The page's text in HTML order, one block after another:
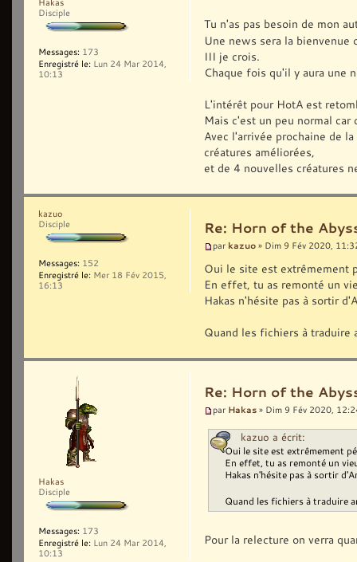
Tu n'as pas besoin de mon
Une news sera la
III je crois.
Chaque fois qu'il y aura une
L'intérêt pour HotA est
Mais c'est un peu normal
Avec l'arrivée prochaine de
créatures améliorées,
et de 4 nouvelles créatures
Disciple
Messages: 173
Enregistré le: Lun 24 Mar 2014,
10:13
Re: Horn of the
par kazuo » Dim 9 Fév 2020,
Oui le site est extrêmement
En effet, tu as remonté un
Hakas n'hésite pas à sortir
Quand les fichiers à traduire
kazuo
Disciple
Messages: 152
Enregistré le: Mer 18 Fév 2015,
16:13
Re: Horn of the
par Hakas » Dim 9 Fév 2020,
kazuo a écrit:
Oui le site est extrêmement
En effet, tu as remonté un
Hakas n'hésite pas à sortir
Quand les fichiers à traduire
Pour la relecture on verra
Hakas
Disciple
Messages: 173
Enregistré le: Lun 24 Mar 2014,
10:13